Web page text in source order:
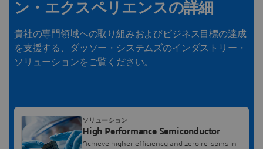
ン・エクスペリエンスの詳細
貴社の専門領域への取り組みおよびビジネス目標の達成
を支援する、ダッソー・システムズのインダストリー・
ソリューションをご覧ください。
High Performance Semiconductor
Achieve higher efficiency and zero re-spins in
ソリューション